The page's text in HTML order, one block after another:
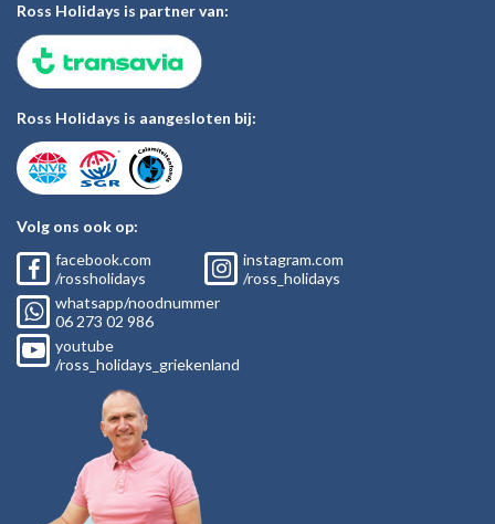
Ross Holidays is partner van:
Ross Holidays is aangesloten bij:
Volg ons ook op:
facebook.com
/rossholidays
instagram.com
/ross_holidays
whatsapp/noodnummer
06 273 02 986
youtube
/ross_holidays_griekenland